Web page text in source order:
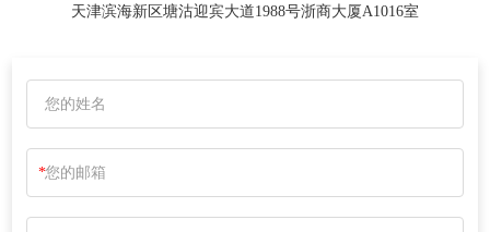
天津滨海新区塘沽迎宾大道1988号浙商大厦A1016室
*